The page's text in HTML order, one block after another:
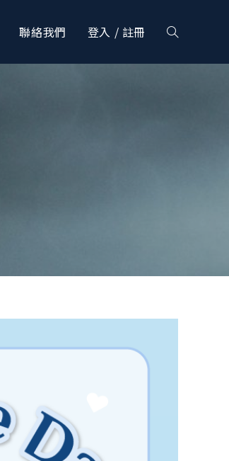
聯絡我們 登入 / 註冊